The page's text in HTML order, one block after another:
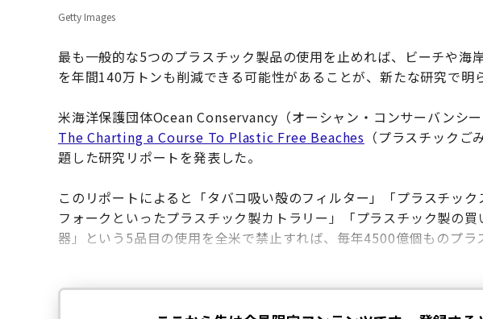
Getty Images
最も一般的な5つのプラスチック製品の使用を止めれば、ビーチや海
を年間140万トンも削減できる可能性があることが、新たな研究で明
米海洋保護団体Ocean Conservancy（オーシャン・コンサーバンシ
The Charting a Course To Plastic Free Beaches （プラスチック
題した研究リポートを発表した。
このリポートによると「タバコ吸い殻のフィルター」「プラスチッ
フォークといったプラスチック製カトラリー」「プラスチック製の
器」という5品目の使用を全米で禁止すれば、毎年4500億個ものプラ